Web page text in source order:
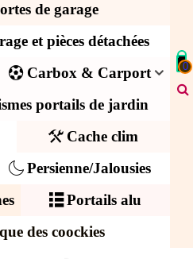
de garage
et pièces détachées
Carbox & Carport
portails de jardin
Cache clim
Persienne/Jalousies
Portails alu
des coockies
0